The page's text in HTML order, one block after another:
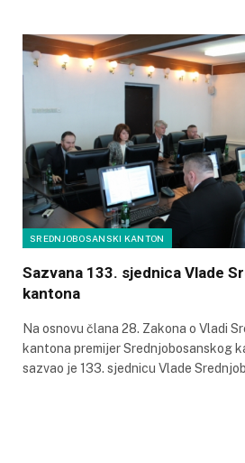
SREDNJOBOSANSKI KANTON
Sazvana 133. sjednica Vlade
kantona
Na osnovu člana 28. Zakona o Vladi
kantona premijer Srednjobosanskog
sazvao je 133. sjednicu Vlade